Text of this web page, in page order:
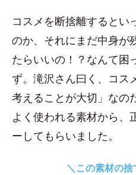
コスメを断捨離するとい
のか、それにまだ中身が
たらいいの！？なんて困
ず。滝沢さん曰く、コス
考えることが大切」なの
よく使われる素材から、
ーしてもらいました。
＼この素材の